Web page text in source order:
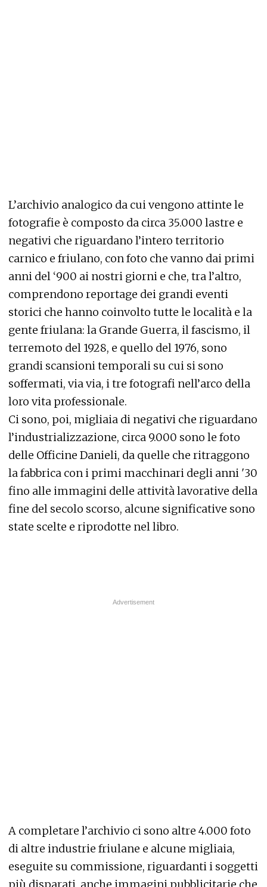
L’archivio analogico da cui vengono attinte le
fotografie è composto da circa 35.000 lastre e
negativi che riguardano l’intero territorio
carnico e friulano, con foto che vanno dai primi
anni del ‘900 ai nostri giorni e che, tra l’altro,
comprendono reportage dei grandi eventi
storici che hanno coinvolto tutte le località e la
gente friulana: la Grande Guerra, il fascismo, il
terremoto del 1928, e quello del 1976, sono
grandi scansioni temporali su cui si sono
soffermati, via via, i tre fotografi nell’arco della
loro vita professionale.
Ci sono, poi, migliaia di negativi che riguardano
l’industrializzazione, circa 9.000 sono le foto
delle Officine Danieli, da quelle che ritraggono
la fabbrica con i primi macchinari degli anni '30
fino alle immagini delle attività lavorative della
fine del secolo scorso, alcune significative sono
state scelte e riprodotte nel libro.
A completare l’archivio ci sono altre 4.000 foto
di altre industrie friulane e alcune migliaia,
eseguite su commissione, riguardanti i soggetti
più disparati, anche immagini pubblicitarie che